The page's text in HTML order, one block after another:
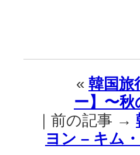
« 韓国
ー】〜
｜前の記事 →
ヨン – キム